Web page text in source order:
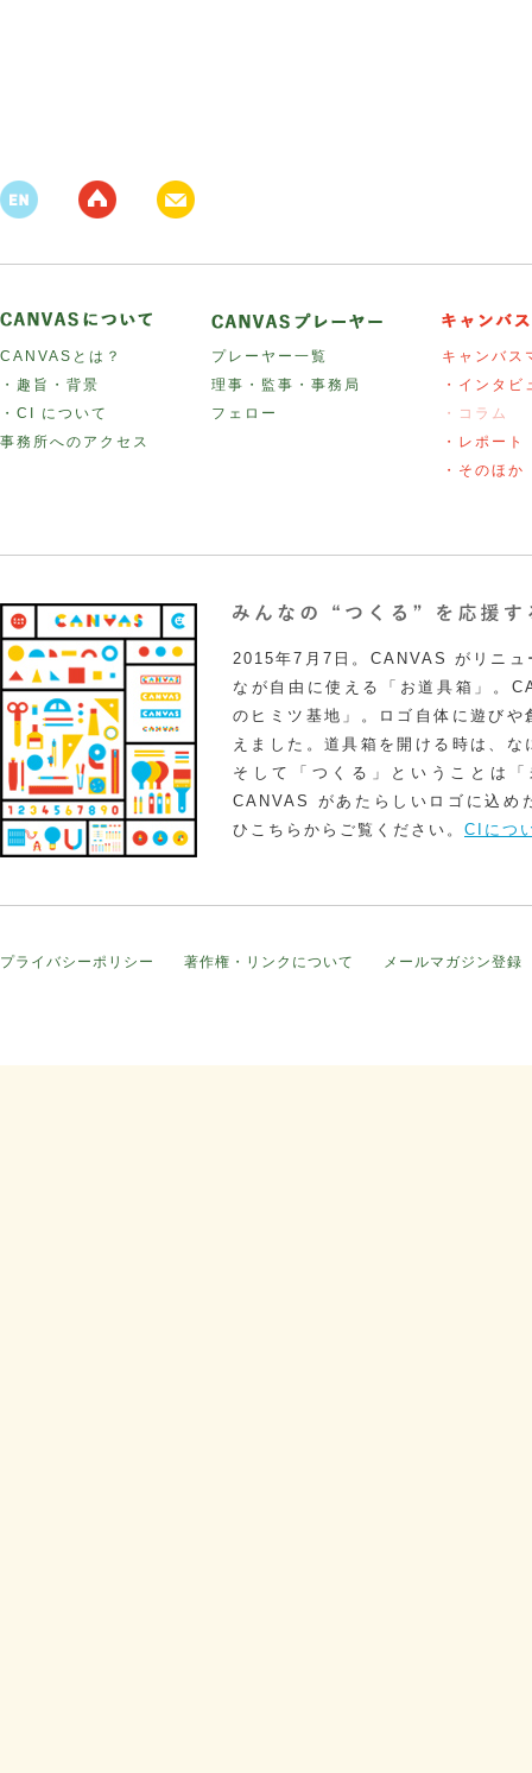
CANVASとは？
・趣旨・背景
・CI について
事務所へのアクセス
プレーヤー一覧
理事・監事・事務局
フェロー
キャンバス
・インタビ
・コラム
・レポート
・そのほか
2015年7月7日。CANVAS がリニュ
なが自由に使える「お道具箱」。
のヒミツ基地」。ロゴ自体に遊び
えました。道具箱を開ける時は、
そして「つくる」ということは
CANVAS があたらしいロゴに込め
ひこちらからご覧ください。 CIにつ
プライバシーポリシー 著作権・リンクについて メールマガジン登録